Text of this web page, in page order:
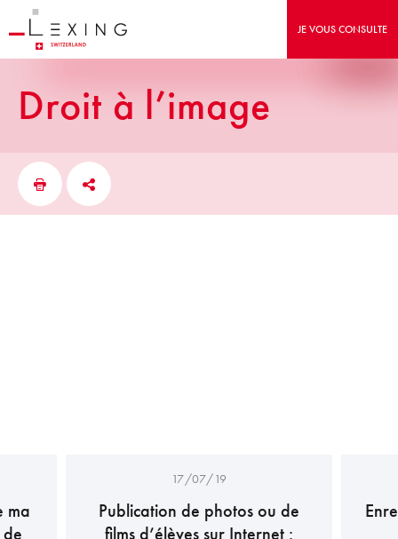
JE VOUS CONSULTE
droit à l’image
ma
17/07/19
Publication de photos ou de
films d’élèves sur Internet :